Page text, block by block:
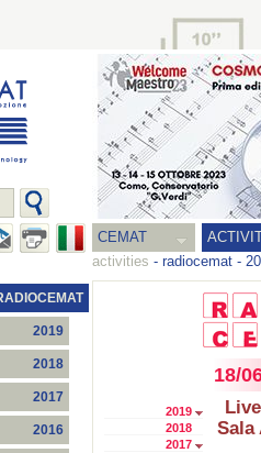
CEMAT
activities - radiocemat -
2019
2018
2017
2016
2019
2018
2017
18/
Sala